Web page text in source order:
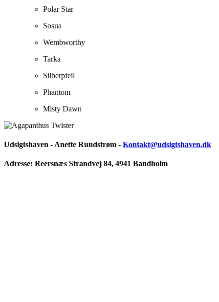
Polar Star
Sosua
Wembworthy
Tarka
Silberpfeil
Phantom
Misty Dawn
Udsigtshaven - Anette Rundstrøm - Kontakt@udsigtshaven.dk
Adresse: Reersnæs Strandvej 84, 4941 Bandholm